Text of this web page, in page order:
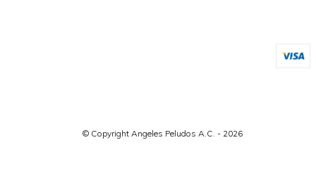
© Copyright Angeles Peludos A.C. - 2026